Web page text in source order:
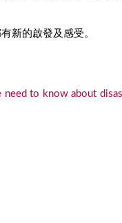
新的啟發及感受。
to know about